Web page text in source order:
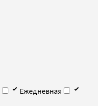
Ежедневная